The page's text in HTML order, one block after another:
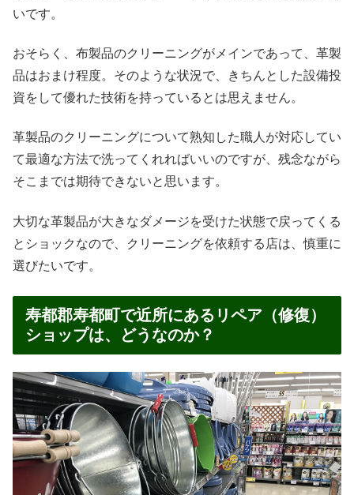
いです。
おそらく、布製品のクリーニングがメインであって、革製
品はおまけ程度。そのような状況で、きちんとした設備投
資をして優れた技術を持っているとは思えません。
革製品のクリーニングについて熟知した職人が対応してい
て最適な方法で洗ってくれればいいのですが、残念ながら
そこまでは期待できないと思います。
大切な革製品が大きなダメージを受けた状態で戻ってくる
とショックなので、クリーニングを依頼する店は、慎重に
選びたいです。
寿都郡寿都町で近所にあるリペア（修復）
ショップは、どうなのか？